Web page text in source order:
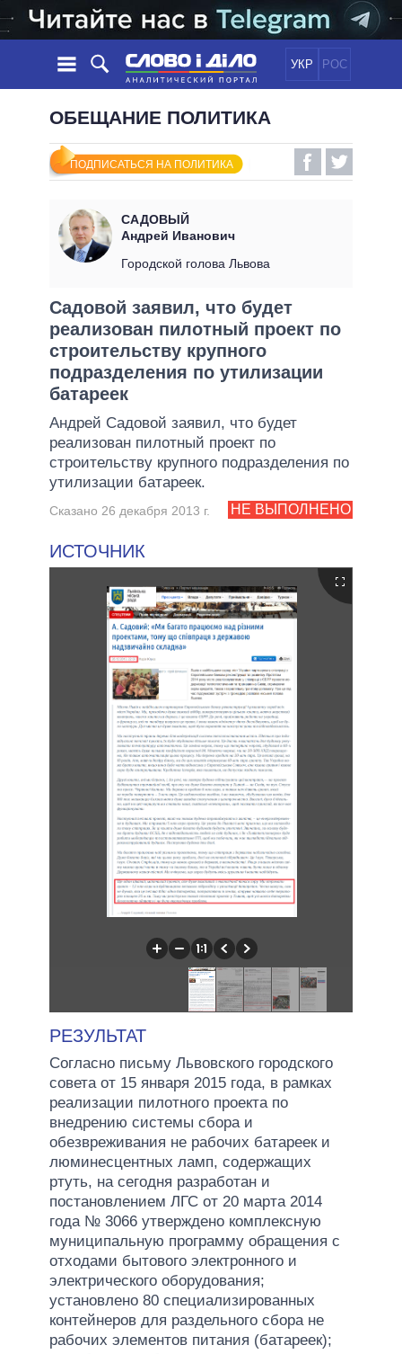
УКР РОС
НОВОСТИ
ЛЕНТА
СОБЫТИЯ
СТАТЬИ
МНЕНИЯ
ОБЗОРЫ
ПОЛИТИКА
ЭКОНОМИКА
МИР
ОБЕЩАНИЯ
ВСЕ ПОЛИТИКИ
ПРЕЗИДЕНТ И ОФИС
КАБИНЕТ МИНИСТРОВ
ГЛАВЫ ОБЛАДМИНИСТРАЦИЙ
МЭРЫ
ВСЕ ПЕРСОНЫ
ИНФОГРАФИКА
ВИДЕО
ПОДДЕРЖАТЬ
СРАВНЕНИЕ ПОЛИТИКОВ
ОБЕЩАНИЕ ПОЛИТИКА
ПОДПИСАТЬСЯ НА ПОЛИТИКА
САДОВЫЙ
Андрей Иванович
Городской голова Львова
Садовой заявил, что будет
реализован пилотный проект по
строительству крупного
подразделения по утилизации
батареек
Андрей Садовой заявил, что будет
реализован пилотный проект по
строительству крупного подразделения по
утилизации батареек.
НЕ ВЫПОЛНЕНО
Сказано 26 декабря 2013 г.
ИСТОЧНИК
РЕЗУЛЬТАТ
Согласно письму Львовского городского
совета от 15 января 2015 года, в рамках
реализации пилотного проекта по
внедрению системы сбора и
обезвреживания не рабочих батареек и
люминесцентных ламп, содержащих
ртуть, на сегодня разработан и
постановлением ЛГС от 20 марта 2014
года № 3066 утверждено комплексную
муниципальную программу обращения с
отходами бытового электронного и
электрического оборудования;
установлено 80 специализированных
контейнеров для раздельного сбора не
рабочих элементов питания (батареек);